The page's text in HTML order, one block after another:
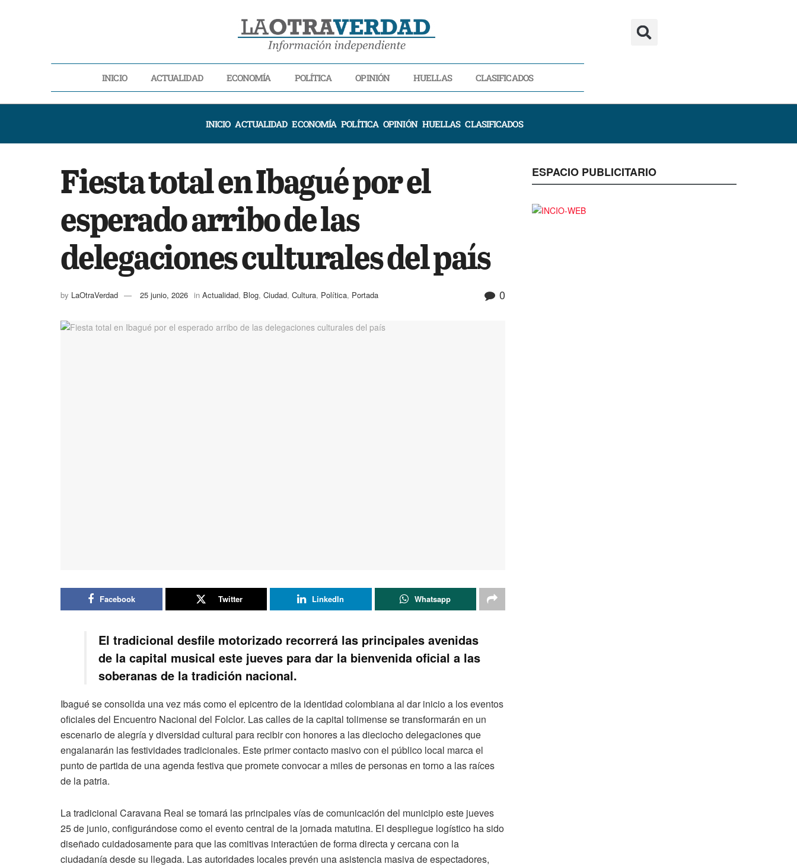
INICIO ACTUALIDAD ECONOMÍA POLÍTICA OPINIÓN HUELLAS CLASIFICADOS
INICIO ACTUALIDAD ECONOMÍA POLÍTICA OPINIÓN HUELLAS CLASIFICADOS
Fiesta total en Ibagué por el
esperado arribo de las
delegaciones culturales del país
by LaOtraVerdad 25 junio, 2026 in Actualidad, Blog, Ciudad, Cultura, Política, Portada 0
Facebook Twitter LinkedIn Whatsapp
El tradicional desfile motorizado recorrerá las principales avenidas
de la capital musical este jueves para dar la bienvenida oficial a las
soberanas de la tradición nacional.
Ibagué se consolida una vez más como el epicentro de la identidad colombiana al dar inicio a los eventos
oficiales del Encuentro Nacional del Folclor. Las calles de la capital tolimense se transformarán en un
escenario de alegría y diversidad cultural para recibir con honores a las dieciocho delegaciones que
engalanarán las festividades tradicionales. Este primer contacto masivo con el público local marca el
punto de partida de una agenda festiva que promete convocar a miles de personas en torno a las raíces
de la patria.
La tradicional Caravana Real se tomará las principales vías de comunicación del municipio este jueves
25 de junio, configurándose como el evento central de la jornada matutina. El despliegue logístico ha sido
diseñado cuidadosamente para que las comitivas interactúen de forma directa y cercana con la
ciudadanía desde su llegada. Las autoridades locales prevén una asistencia masiva de espectadores,
ESPACIO PUBLICITARIO